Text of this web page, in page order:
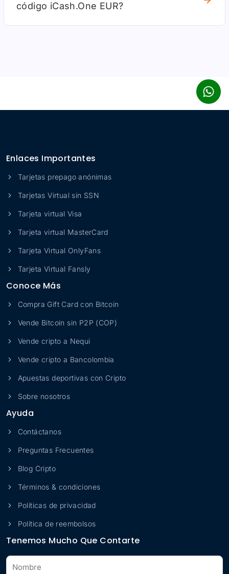
código iCash.One EUR?
Enlaces Importantes
Tarjetas prepago anónimas
Tarjetas Virtual sin SSN
Tarjeta virtual Visa
Tarjeta virtual MasterCard
Tarjeta Virtual OnlyFans
Tarjeta Virtual Fansly
Conoce Más
Compra Gift Card con Bitcoin
Vende Bitcoin sin P2P (COP)
Vende cripto a Nequi
Vende cripto a Bancolombia
Apuestas deportivas con Cripto
Sobre nosotros
Ayuda
Contáctanos
Preguntas Frecuentes
Blog Cripto
Términos & condiciones
Políticas de privacidad
Política de reembolsos
Tenemos Mucho Que Contarte